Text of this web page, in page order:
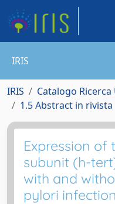
IRIS
IRIS Catalogo Ricerca
1.5 Abstract in rivista
Expression
subunit (h-
with and
pylori infection